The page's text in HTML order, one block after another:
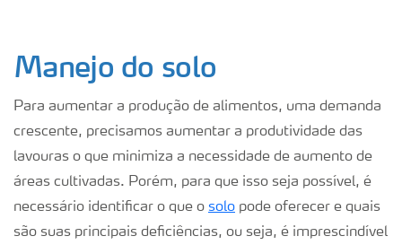
Manejo do solo
Para aumentar a produção de alimentos, uma demanda
crescente, precisamos aumentar a produtividade das
lavouras o que minimiza a necessidade de aumento de
áreas cultivadas. Porém, para que isso seja possível, é
necessário identificar o que o solo pode oferecer e quais
são suas principais deficiências, ou seja, é imprescindível